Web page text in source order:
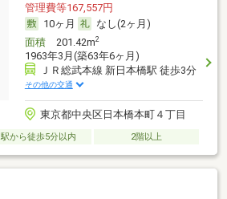
管理費等167,557円
10ヶ月
なし(2ヶ月)
面積201.42m2
1963年3月(築63年6ヶ月)
ＪＲ総武本線 新日本橋駅 徒歩3分
その他の交通
東京都中央区日本橋本町４丁目
駅から徒歩5分以内 2階以上